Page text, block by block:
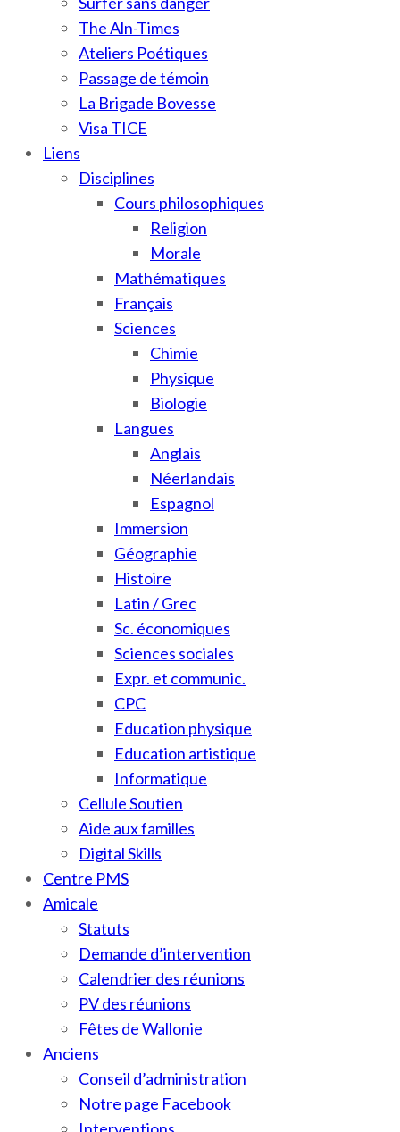
The Aln-Times
Ateliers Poétiques
Passage de témoin
La Brigade Bovesse
Visa TICE
Liens
Disciplines
Cours philosophiques
Religion
Morale
Mathématiques
Français
Sciences
Chimie
Physique
Biologie
Langues
Anglais
Néerlandais
Espagnol
Immersion
Géographie
Histoire
Latin / Grec
Sc. économiques
Sciences sociales
Expr. et communic.
CPC
Education physique
Education artistique
Informatique
Cellule Soutien
Aide aux familles
Digital Skills
Centre PMS
Amicale
Statuts
Demande d’intervention
Calendrier des réunions
PV des réunions
Fêtes de Wallonie
Anciens
Conseil d’administration
Notre page Facebook